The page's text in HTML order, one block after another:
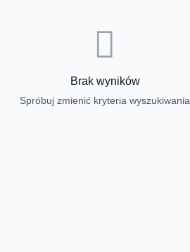
Brak wyników
Spróbuj zmienić kryteria wyszukiwania